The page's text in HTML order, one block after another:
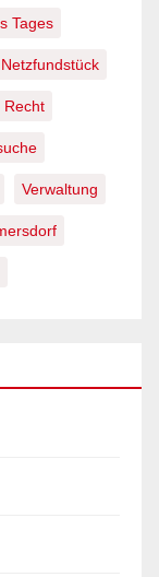
Tages
Netzfundstück
Recht
Verwaltung